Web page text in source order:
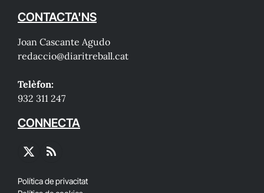
CONTACTA'NS
Joan Cascante Agudo
redaccio@diaritreball.cat
Telèfon:
932 311 247
CONNECTA
X
RSS
Política de privacitat